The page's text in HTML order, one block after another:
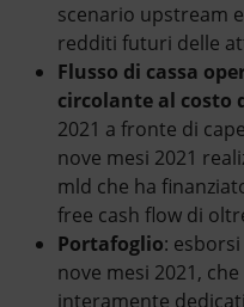
scenario upstream
redditi futuri delle
Flusso di cassa
circolante al costo
2021 a fronte di
nove mesi 2021
mld che ha
free cash flow di
Portafoglio:
nove mesi 2021,
interamente